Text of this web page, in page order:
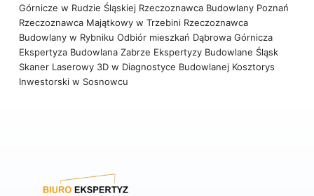
Górnicze w Rudzie Śląskiej Rzeczoznawca Budowlany Poznań
Rzeczoznawca Majątkowy w Trzebini Rzeczoznawca
Budowlany w Rybniku Odbiór mieszkań Dąbrowa Górnicza
Ekspertyza Budowlana Zabrze Ekspertyzy Budowlane Śląsk
Skaner Laserowy 3D w Diagnostyce Budowlanej Kosztorys
Inwestorski w Sosnowcu